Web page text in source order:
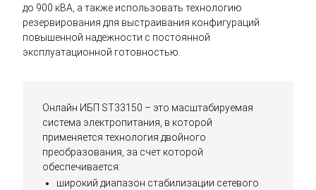
до 900 кВА, а также использовать технологию
резервирования для выстраивания конфигураций
повышенной надежности с постоянной
эксплуатационной готовностью.
Онлайн ИБП ST33150 – это масштабируемая
система электропитания, в которой
применяется технология двойного
преобразования, за счет которой
обеспечивается:
широкий диапазон стабилизации сетевого